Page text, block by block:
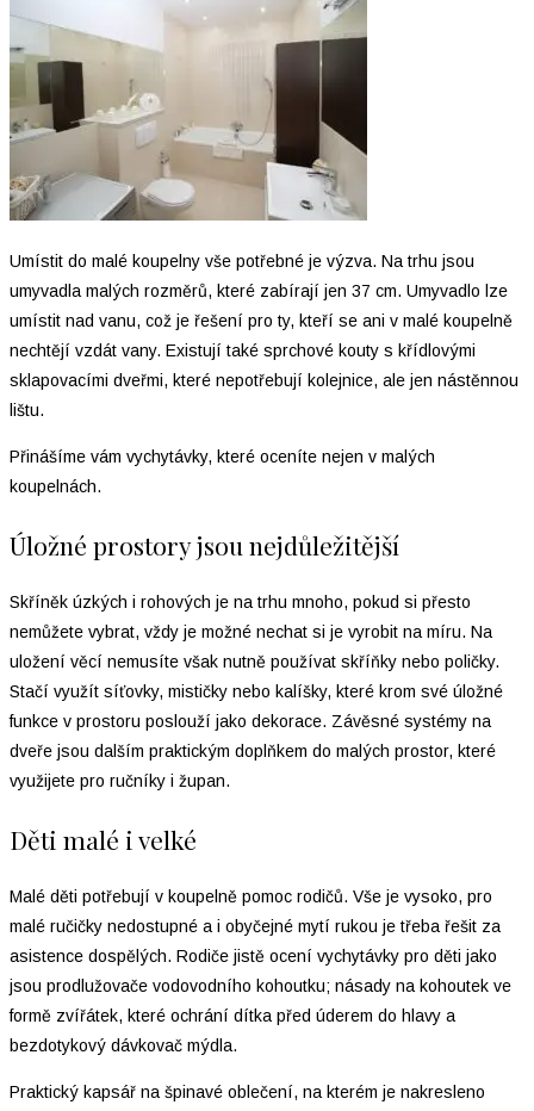
Umístit do malé koupelny vše potřebné je výzva. Na trhu jsou
umyvadla malých rozměrů, které zabírají jen 37 cm. Umyvadlo lze
umístit nad vanu, což je řešení pro ty, kteří se ani v malé koupelně
nechtějí vzdát vany. Existují také sprchové kouty s křídlovými
sklapovacími dveřmi, které nepotřebují kolejnice, ale jen nástěnnou
lištu.
Přinášíme vám vychytávky, které oceníte nejen v malých
koupelnách.
Úložné prostory jsou nejdůležitější
Skříněk úzkých i rohových je na trhu mnoho, pokud si přesto
nemůžete vybrat, vždy je možné nechat si je vyrobit na míru. Na
uložení věcí nemusíte však nutně používat skříňky nebo poličky.
Stačí využít síťovky, mističky nebo kalíšky, které krom své úložné
funkce v prostoru poslouží jako dekorace. Závěsné systémy na
dveře jsou dalším praktickým doplňkem do malých prostor, které
využijete pro ručníky i župan.
Děti malé i velké
Malé děti potřebují v koupelně pomoc rodičů. Vše je vysoko, pro
malé ručičky nedostupné a i obyčejné mytí rukou je třeba řešit za
asistence dospělých. Rodiče jistě ocení vychytávky pro děti jako
jsou prodlužovače vodovodního kohoutku; násady na kohoutek ve
formě zvířátek, které ochrání dítka před úderem do hlavy a
bezdotykový dávkovač mýdla.
Praktický kapsář na špinavé oblečení, na kterém je nakresleno